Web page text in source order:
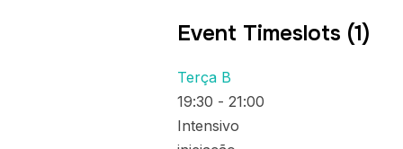
Event Timeslots (1)
Terça B
19:30 - 21:00
Intensivo